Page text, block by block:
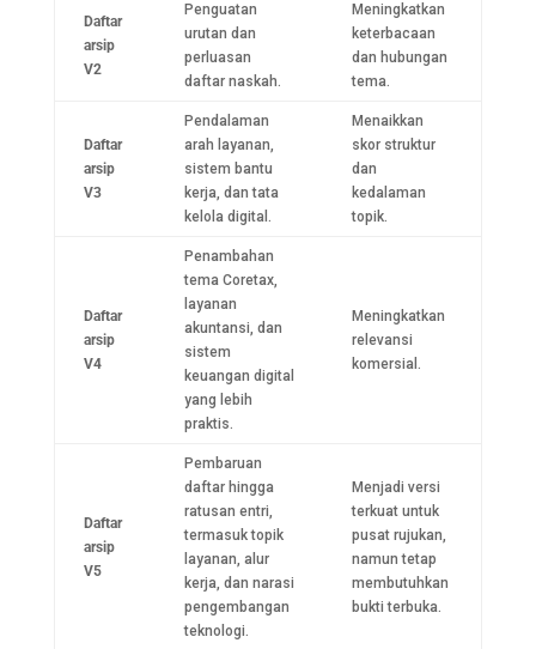
Daftar
arsip
V2
Penguatan
urutan dan
perluasan
daftar naskah.
Meningkatkan
keterbacaan
dan hubungan
tema.
Daftar
arsip
V3
Pendalaman
arah layanan,
sistem bantu
kerja, dan tata
kelola digital.
Menaikkan
skor struktur
dan
kedalaman
topik.
Daftar
arsip
V4
Penambahan
tema Coretax,
layanan
akuntansi, dan
sistem
keuangan digital
yang lebih
praktis.
Meningkatkan
relevansi
komersial.
Daftar
arsip
V5
Pembaruan
daftar hingga
ratusan entri,
termasuk topik
layanan, alur
kerja, dan narasi
pengembangan
teknologi.
Menjadi versi
terkuat untuk
pusat rujukan,
namun tetap
membutuhkan
bukti terbuka.